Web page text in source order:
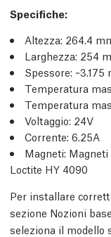
Specifiche:
Altezza: 264.4
Larghezza: 254
Spessore: ~3.175
Temperatura
Temperatura
Voltaggio: 24V
Corrente: 6.25A
Magneti:
Loctite HY 4090
Per installare
sezione Nozioni
seleziona il modello